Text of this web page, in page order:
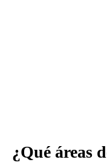
¿Qué áreas